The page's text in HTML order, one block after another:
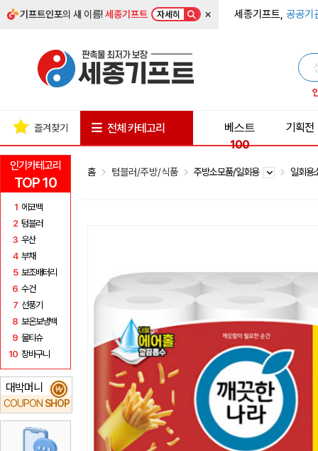
기프트인포의 새 이름!세종기프트 자세히 × 세종기프트, 공공기
인기카테고리
TOP 10
1 에코백
2 텀블러
3 우산
4 부채
5 보조배터리
6 수건
7 선풍기
8 보온보냉백
9 물티슈
10 장바구니
대박머니
COUPON SHOP
₩
즐겨찾기 전체 카테고리
베스트
100
기획전
홈 텀블러/주방/식품 주방소모품/일회용 일회